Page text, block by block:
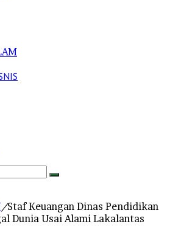
Search
/Staf Keuangan Dinas Pendidikan
Dunia Usai Alami Lakalantas